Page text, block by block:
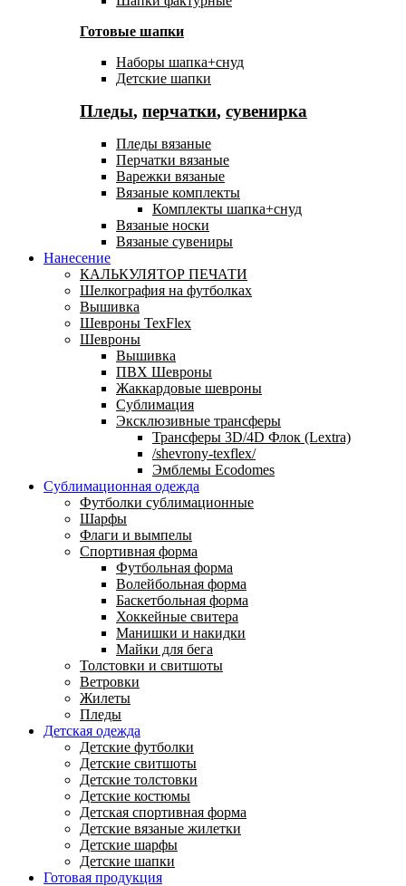
Готовые шапки
Наборы шапка+снуд
Детские шапки
Пледы, перчатки, сувенирка
Пледы вязаные
Перчатки вязаные
Варежки вязаные
Вязаные комплекты
Комплекты шапка+снуд
Вязаные носки
Вязаные сувениры
Нанесение
КАЛЬКУЛЯТОР ПЕЧАТИ
Шелкография на футболках
Вышивка
Шевроны TexFlex
Шевроны
Вышивка
ПВХ Шевроны
Жаккардовые шевроны
Сублимация
Эксклюзивные трансферы
Трансферы 3D/4D Флок (Lextra)
/shevrony-texflex/
Эмблемы Ecodomes
Сублимационная одежда
Футболки сублимационные
Шарфы
Флаги и вымпелы
Спортивная форма
Футбольная форма
Волейбольная форма
Баскетбольная форма
Хоккейные свитера
Манишки и накидки
Майки для бега
Толстовки и свитшоты
Ветровки
Жилеты
Пледы
Детская одежда
Детские футболки
Детские свитшоты
Детские толстовки
Детские костюмы
Детская спортивная форма
Детские вязаные жилетки
Детские шарфы
Детские шапки
Готовая продукция